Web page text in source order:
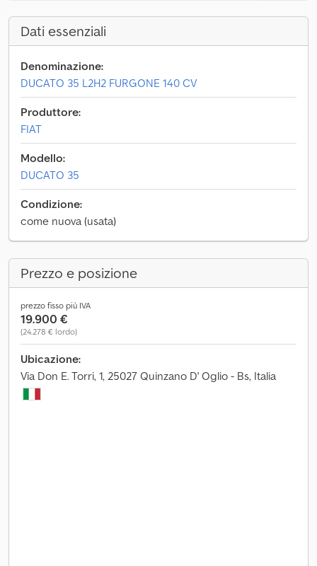
Dati essenziali
Denominazione:
DUCATO 35 L2H2 FURGONE 140 CV
Produttore:
FIAT
Modello:
DUCATO 35
Condizione:
come nuova (usata)
Prezzo e posizione
prezzo fisso più IVA
19.900 €
(24.278 € lordo)
Ubicazione:
Via Don E. Torri, 1, 25027 Quinzano D' Oglio - Bs, Italia